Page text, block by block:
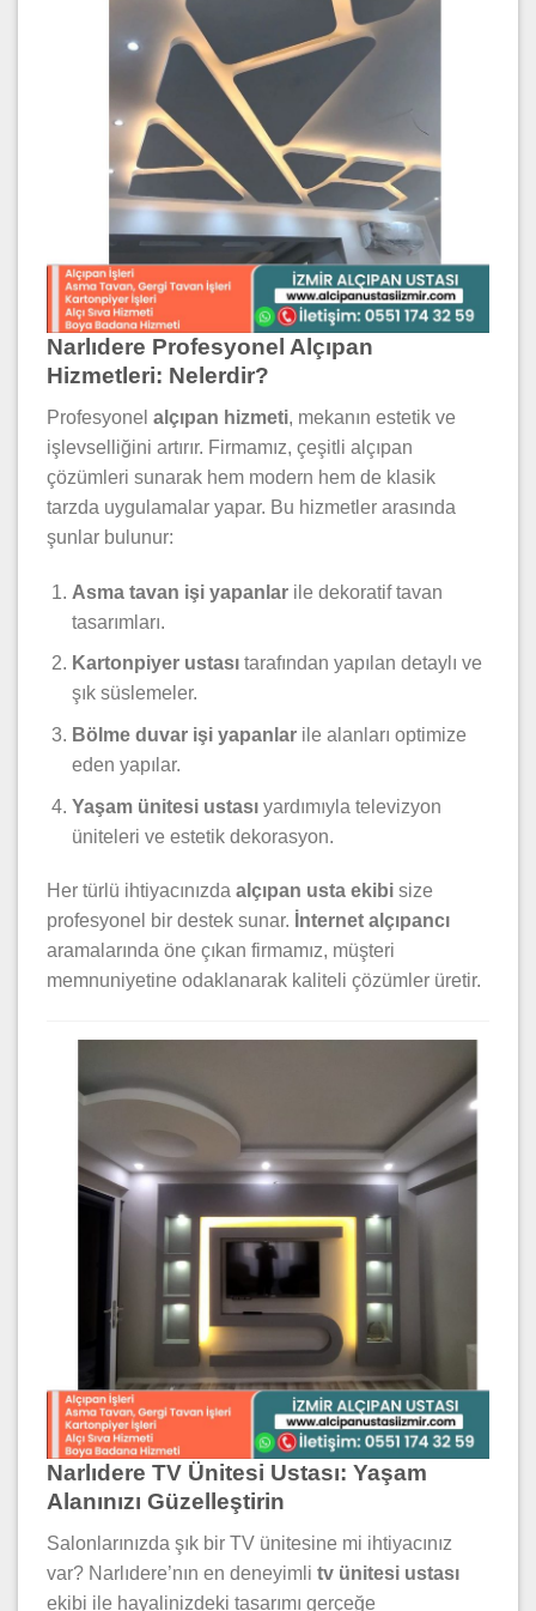
Narlıdere Profesyonel Alçıpan
Hizmetleri: Nelerdir?
Profesyonel alçıpan hizmeti, mekanın estetik ve
işlevselliğini artırır. Firmamız, çeşitli alçıpan
çözümleri sunarak hem modern hem de klasik
tarzda uygulamalar yapar. Bu hizmetler arasında
şunlar bulunur:
Asma tavan işi yapanlarile dekoratif tavan
tasarımları.
Kartonpiyer ustasıtarafından yapılan detaylı ve
şık süslemeler.
Bölme duvar işi yapanlarile alanları optimize
eden yapılar.
Yaşam ünitesi ustasıyardımıyla televizyon
üniteleri ve estetik dekorasyon.
Her türlü ihtiyacınızda alçıpan usta ekibi size
profesyonel bir destek sunar. İnternet alçıpancı
aramalarında öne çıkan firmamız, müşteri
memnuniyetine odaklanarak kaliteli çözümler üretir.
Narlıdere TV Ünitesi Ustası: Yaşam
Alanınızı Güzelleştirin
Salonlarınızda şık bir TV ünitesine mi ihtiyacınız
var? Narlıdere’nın en deneyimli tv ünitesi ustası
ekibi ile hayalinizdeki tasarımı gerçeğe